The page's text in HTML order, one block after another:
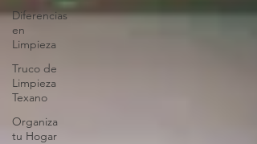
Diferencias
en
Limpieza
Truco de
Limpieza
Texano
Organiza
tu Hogar